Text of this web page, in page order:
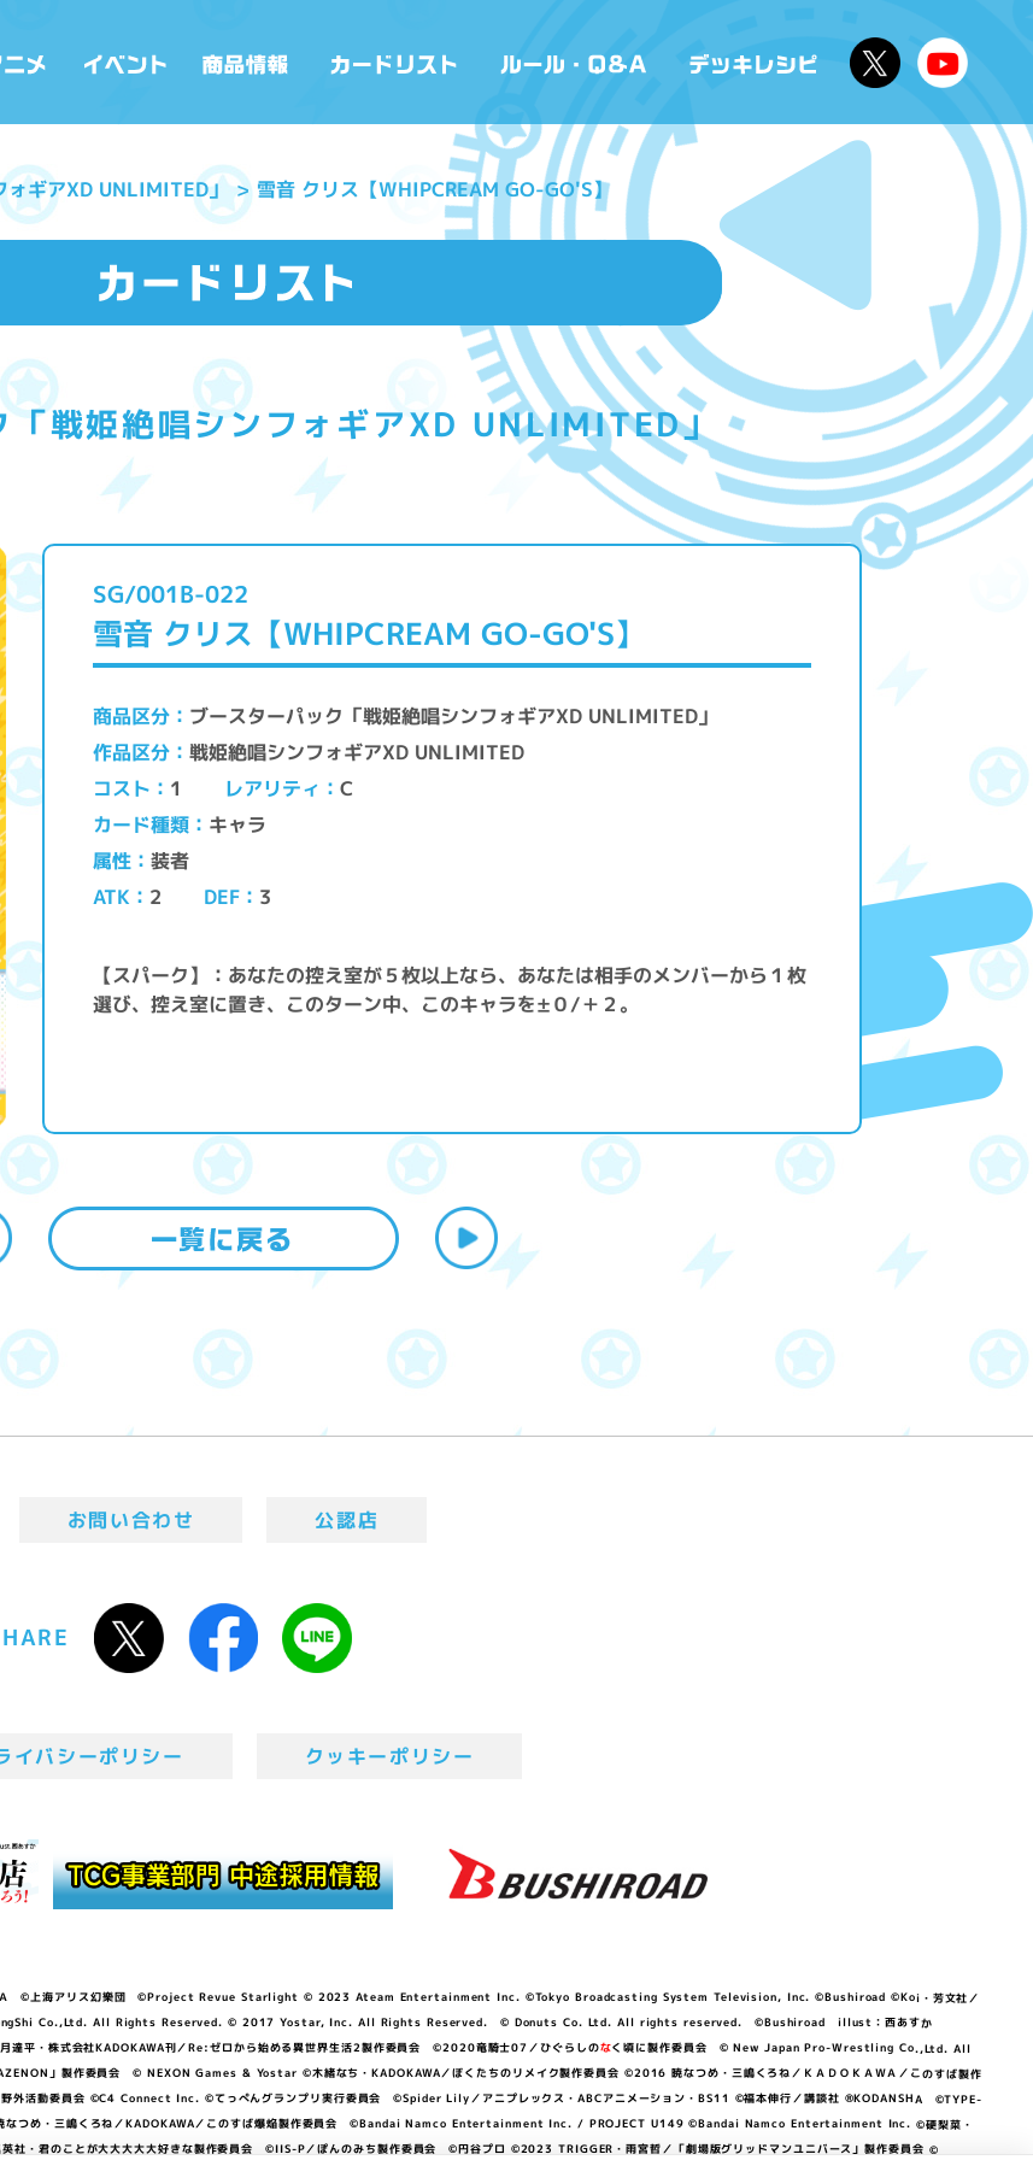
ォギアXD UNLIMITED」 雪音 クリス【WHIPCREAM GO-GO'S】
「戦姫絶唱シンフォギアXD UNLIMITED」
SG/001B-022
雪音 クリス【WHIPCREAM GO-GO'S】
商品区分 ブースターパック「戦姫絶唱シンフォギアXD UNLIMITED」
作品区分 戦姫絶唱シンフォギアXD UNLIMITED
コスト 1 レアリティ C
カード種類 キャラ
属性 装者
ATK 2 DEF 3
【スパーク】：あなたの控え室が５枚以上なら、あなたは相手のメンバーから１枚
選び、控え室に置き、このターン中、このキャラを±０/＋２。
お問い合わせ 公認店
イバシーポリシー クッキーポリシー
©上海アリス幻樂団 ©Project Revue Starlight © 2023 Ateam Entertainment Inc. ©Tokyo Broadcasting System Television, Inc. ©Bushiroad ©Koi・芳文社／
Co.,Ltd. All Rights Reserved. © 2017 Yostar, Inc. All Rights Reserved. © Donuts Co. Ltd. All rights reserved. ©Bushiroad illust：西あすか
・株式会社KADOKAWA刊／Re:ゼロから始める異世界生活2製作委員会 ©2020竜騎士07／ひぐらしのなく頃に製作委員会 © New Japan Pro-Wrestling Co.,Ltd. All
」製作委員会 © NEXON Games & Yostar ©木緒なち・KADOKAWA／ぼくたちのリメイク製作委員会 ©2016 暁なつめ・三嶋くろね／ＫＡＤＯＫＡＷＡ／このすば製作
活動委員会 ©C4 Connect Inc. ©てっぺんグランプリ実行委員会 ©Spider Lily／アニプレックス・ABCアニメーション・BS11 ©福本伸行／講談社 ®KODANSHA ©TYPE-
つめ・三嶋くろね／KADOKAWA／このすば爆焔製作委員会 ©Bandai Namco Entertainment Inc. / PROJECT U149 ©Bandai Namco Entertainment Inc. ©硬梨菜・
英社・君のことが大大大大大好きな製作委員会 ©IIS-P／ぽんのみち製作委員会 ©円谷プロ ©2023 TRIGGER・雨宮哲／「劇場版グリッドマンユニバース」製作委員会 ©